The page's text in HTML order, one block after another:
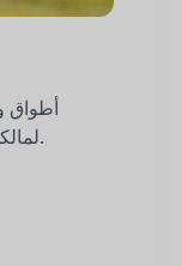
أطواق
لمالكي الحيوانات الأليفة المهتمين بالموضة.